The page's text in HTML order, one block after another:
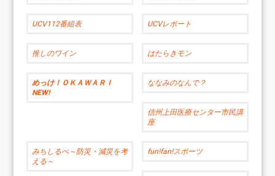
UCV112番組表 UCVレポート
推しのワイン はたらきモン
めっけ！ＯＫＡＷＡＲＩ
NEW!
ななみのなんで？
信州上田医療センター市民講
座
みちしるべ～防災・減災を考
える～
fun!fan!スポーツ